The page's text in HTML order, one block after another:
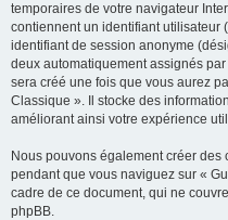
temporaires de votre navigateur
contiennent un identifiant utilisateur
identifiant de session anonyme
deux automatiquement assignés
sera créé une fois que vous aurez
Classique ». Il stocke des
améliorant ainsi votre expérience
Nous pouvons également créer
pendant que vous naviguez sur «
cadre de ce document, qui ne
phpBB.